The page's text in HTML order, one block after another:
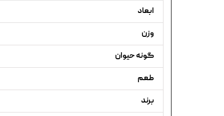
ابعاد
وزن
گونه حیوان
طعم
برند